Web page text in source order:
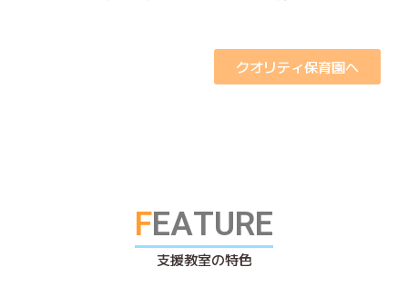
クオリティ保育園へ
FEATURE
支援教室の特色